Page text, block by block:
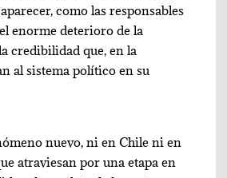
como las responsables
enorme deterioro de la
credibilidad que, en la
al sistema político en su
nuevo, ni en Chile ni en
atraviesan por una etapa en